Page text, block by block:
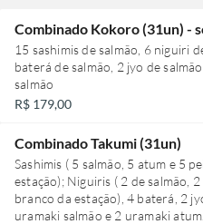
Combinado Kokoro (31un) -
15 sashimis de salmão, 6 niguiri
baterá de salmão, 2 jyo de
salmão
R$ 179,00
Combinado Takumi (31un)
Sashimis ( 5 salmão, 5 atum e 5
estação); Niguiris ( 2 de salmão,
branco da estação), 4 baterá, 2
uramaki salmão e 2 uramaki atum.